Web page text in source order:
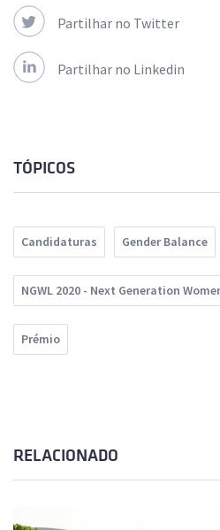
Partilhar no Twitter
Partilhar no Linkedin
TÓPICOS
Candidaturas Gender Balance
NGWL 2020 - Next Generation
Prémio
RELACIONADO